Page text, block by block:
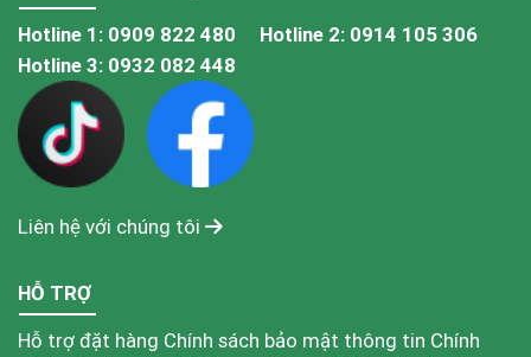
Hotline 1: 0909 822 480 Hotline 2: 0914 105 306
Hotline 3: 0932 082 448
Liên hệ với chúng tôi
HỖ TRỢ
Hỗ trợ đặt hàng Chính sách bảo mật thông tin Chính